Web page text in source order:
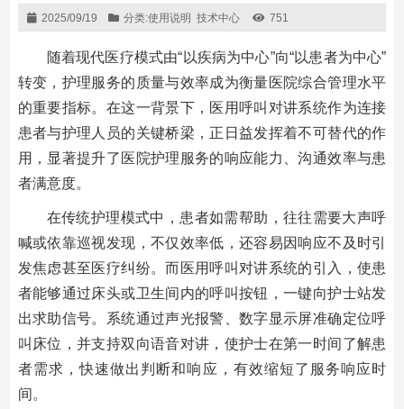
2025/09/19 分类:使用说明 技术中心 751
随着现代医疗模式由“以疾病为中心”向“以患者为中心”
转变，护理服务的质量与效率成为衡量医院综合管理水平
的重要指标。在这一背景下，医用呼叫对讲系统作为连接
患者与护理人员的关键桥梁，正日益发挥着不可替代的作
用，显著提升了医院护理服务的响应能力、沟通效率与患
者满意度。
在传统护理模式中，患者如需帮助，往往需要大声呼
喊或依靠巡视发现，不仅效率低，还容易因响应不及时引
发焦虑甚至医疗纠纷。而医用呼叫对讲系统的引入，使患
者能够通过床头或卫生间内的呼叫按钮，一键向护士站发
出求助信号。系统通过声光报警、数字显示屏准确定位呼
叫床位，并支持双向语音对讲，使护士在第一时间了解患
者需求，快速做出判断和响应，有效缩短了服务响应时
间。